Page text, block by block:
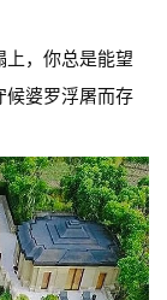
上，你总是能望
候婆罗浮屠而存